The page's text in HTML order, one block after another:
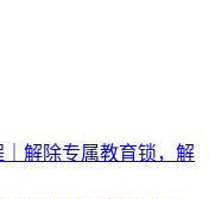
解除专属教育锁，解